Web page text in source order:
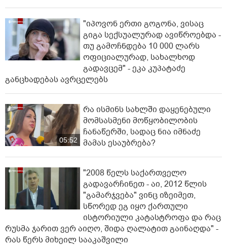
"იპოვონ ერთი გოგონა, ვისაც
გიგა სექსუალურად ავიწროებდა -
თუ გამოჩნდება 10 000 ლარს
ოფიციალურად, სახალხოდ
გადავცემ" - ეკა კუპატაძე
განცხადებას ავრცელებს
05:52
რა ისმინს სახლში დაყენებული
მომსასმენი მოწყობილობის
ჩანაწერში, სადაც ნია იმნაძე
მამას ესაუბრება?
"2008 წელს საქართველო
გადავარჩინეთ - აი, 2012 წლის
"გამარჯვება" ვინც იზეიმეთ,
სწორედ ეგ იყო ქართული
ისტორიული კატასტროფა და რაც
რუსმა ჯარით ვერ აიღო, შიდა ღალატით გაინაღდა" -
რას წერს მიხეილ სააკაშვილი